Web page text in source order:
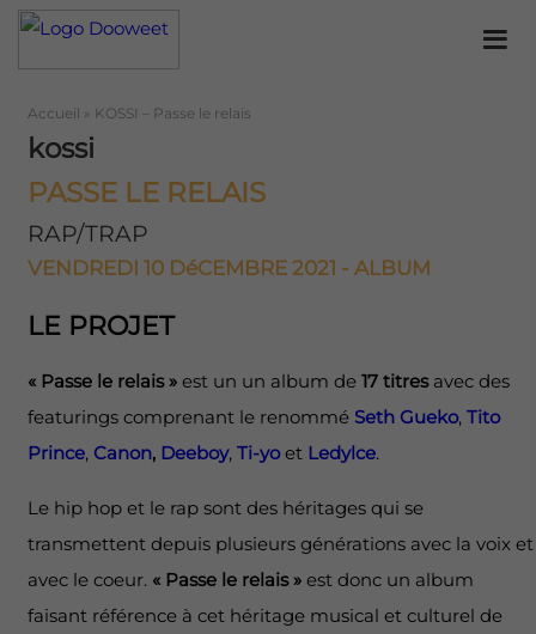
Accueil » KOSSI – Passe le relais
kossi
PASSE LE RELAIS
RAP/TRAP
VENDREDI 10 DéCEMBRE 2021 - ALBUM
LE PROJET
« Passe le relais »est un un album de 17 titres avec des
featurings comprenant le renommé Seth Gueko, Tito
Prince, Canon, Deeboy, Ti-yoet Ledylce.
Le hip hop et le rap sont des héritages qui se
transmettent depuis plusieurs générations avec la voix et
avec le coeur. « Passe le relais » est donc un album
faisant référence à cet héritage musical et culturel de